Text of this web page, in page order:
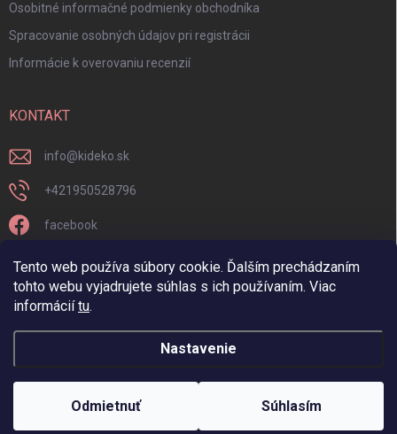
Tento web používa súbory cookie. Ďalším prechádzaním
tohto webu vyjadrujete súhlas s ich používaním. Viac
informáciítu.
Nastavenie
Odmietnuť Súhlasím
Osobitné informačné podmienky obchodníka
Spracovanie osobných údajov pri registrácii
Informácie k overovaniu recenzií
KONTAKT
info@kideko.sk
+421950528796
facebook
kideko.sk/
Vytvoril Shoptet
Copyright 2026 . Všetky práva vyhradené.